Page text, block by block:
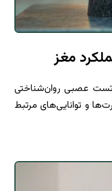
مغز
تست عصبی روان‌شناختی
و توانایی‌های مرتبط